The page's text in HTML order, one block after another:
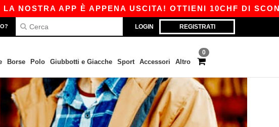
NOSTRA APP È APPENA USCITA! OTTIENI 10CHF DI
LOGIN REGISTRATI
0
Borse Polo Giubbotti e Giacche Sport Accessori Altro